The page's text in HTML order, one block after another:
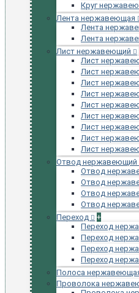
Круг
Лента нержавеющая
Лента
Лента
Лист нержавеющий
Лист
Лист
Лист
Лист
Лист
Лист
Лист
Лист
Лист
Отвод нержавеющий
Отвод
Отвод
Отвод
Отвод
Переход
+
Переход
Переход
Переход
Переход
Полоса
Проволока